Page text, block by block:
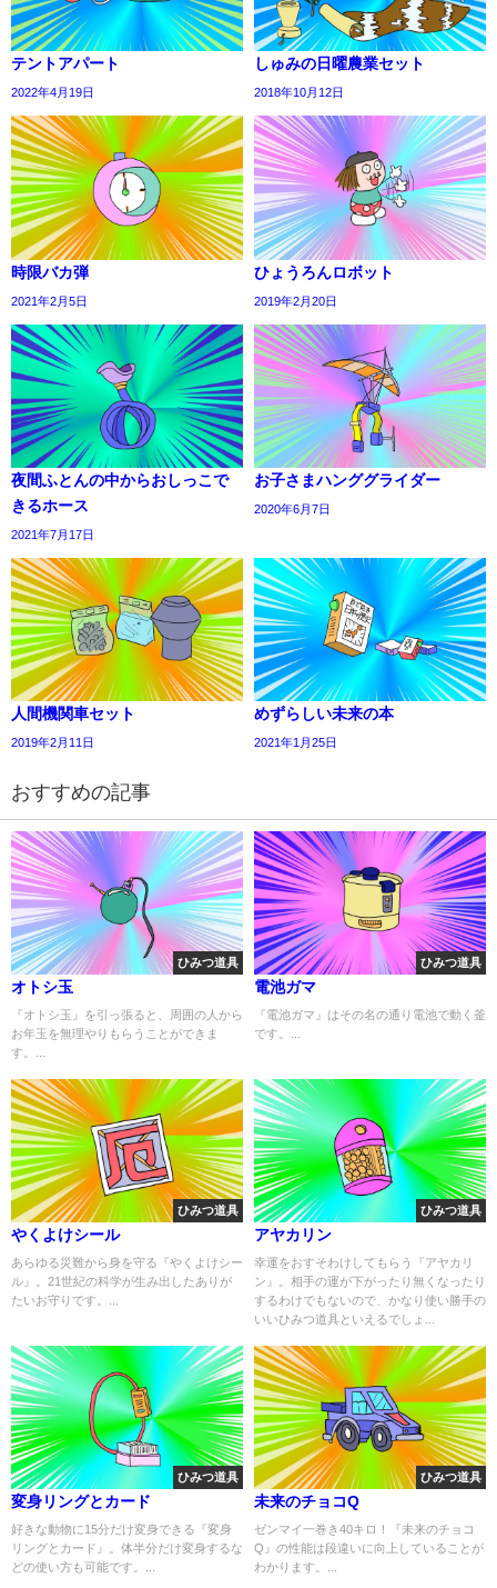
テントアパート
2022年4月19日
しゅみの日曜農業セット
2018年10月12日
時限バカ弾
2021年2月5日
ひょうろんロボット
2019年2月20日
夜間ふとんの中からおしっこで
きるホース
2021年7月17日
お子さまハンググライダー
2020年6月7日
人間機関車セット
2019年2月11日
めずらしい未来の本
2021年1月25日
おすすめの記事
ひみつ道具
オトシ玉
『オトシ玉』を引っ張ると、周囲の人から
お年玉を無理やりもらうことができま
す。...
ひみつ道具
電池ガマ
『電池ガマ』はその名の通り電池で動く釜
です。...
ひみつ道具
やくよけシール
あらゆる災難から身を守る『やくよけシー
ル』。21世紀の科学が生み出したありが
たいお守りです。...
ひみつ道具
アヤカリン
幸運をおすそわけしてもらう『アヤカリ
ン』。相手の運が下がったり無くなったり
するわけでもないので、かなり使い勝手の
いいひみつ道具といえるでしょ...
ひみつ道具
変身リングとカード
好きな動物に15分だけ変身できる『変身
リングとカード』。体半分だけ変身するな
どの使い方も可能です。...
ひみつ道具
未来のチョコQ
ゼンマイ一巻き40キロ！『未来のチョコ
Q』の性能は段違いに向上していることが
わかります。...